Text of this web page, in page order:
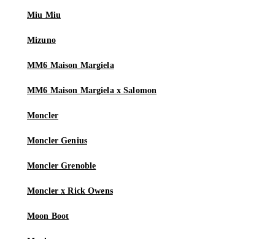
Miu Miu
Mizuno
MM6 Maison Margiela
MM6 Maison Margiela x Salomon
Moncler
Moncler Genius
Moncler Grenoble
Moncler x Rick Owens
Moon Boot